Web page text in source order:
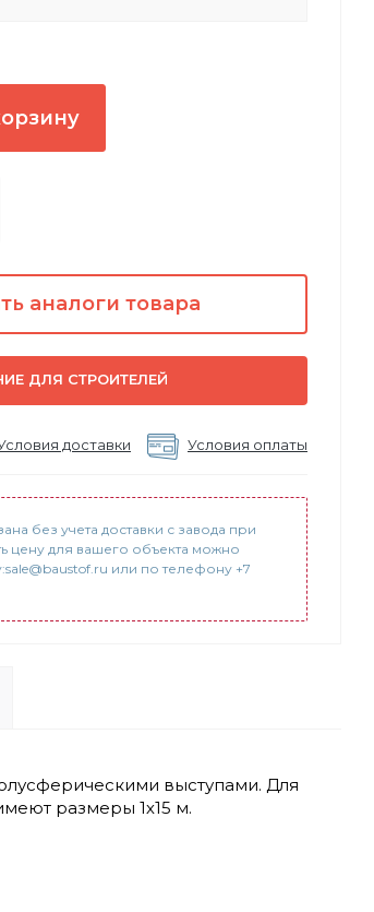
аналоги товара
ДЛЯ СТРОИТЕЛЕЙ
доставки Условия оплаты
без учета доставки с завода при
цену для вашего объекта можно
или по телефону +7
выступами. Для
размеры 1х15 м.